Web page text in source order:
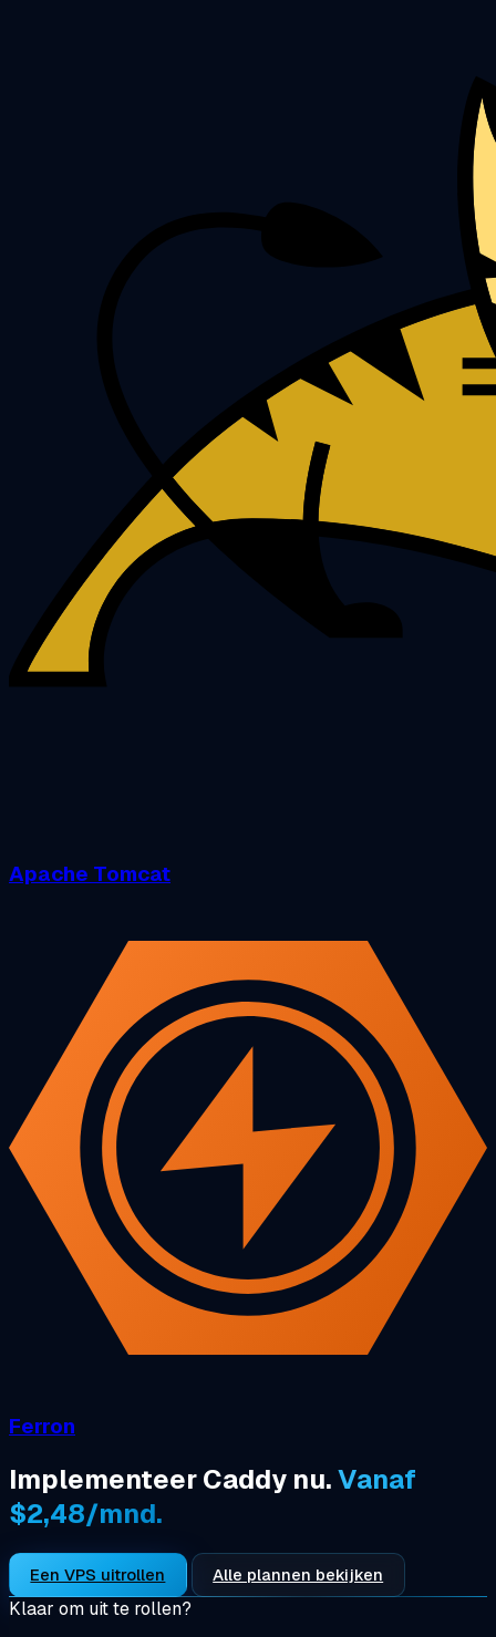
Apache Tomcat
Ferron
Implementeer Caddy nu.Vanaf
$2,48/mnd.
Een VPS uitrollen Alle plannen bekijken
Klaar om uit te rollen?